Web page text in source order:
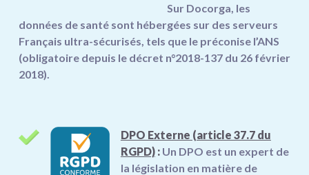
Sur Docorga, les
données de santé sont hébergées sur des serveurs
Français ultra-sécurisés, tels que le préconise l’ANS
(obligatoire depuis le décret n°2018-137 du 26 février
2018).
DPO Externe (article 37.7 du
RGPD) : Un DPO est un expert de
la législation en matière de